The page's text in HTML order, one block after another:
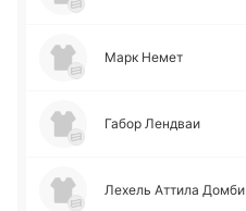
Марк Немет
Габор Ле­ндваи
Лехель Аттила Домби